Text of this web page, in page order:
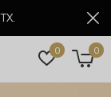
0 0